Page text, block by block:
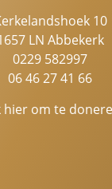
10
LN Abbekerk
0229 582997
06 46 27 41 66
hier om te